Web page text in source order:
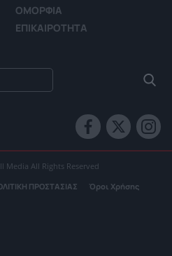
ΟΜΟΡΦΙΑ
ΕΠΙΚΑΙΡΟΤΗΤΑ
Media All Rights Reserved
ΠΡΟΣΤΑΣΙΑΣ Όροι Χρήσης